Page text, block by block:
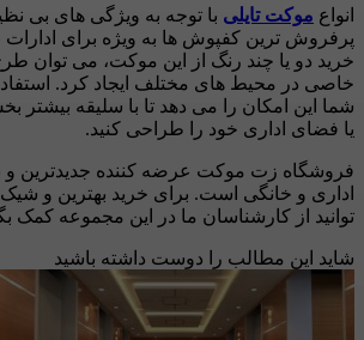
انواع موکت تایلی با توجه به ویژگی های بی
پرفروش ترین کفپوش ها به ویژه برای
خرید دو یا چند رنگ از این موکت، می توان
خاصی در محیط های مختلف ایجاد کرد.
شما این امکان را می دهد تا با سلیقه بیشتر
یا فضای اداری خود را طراحی کنید.
فروشگاه زت موکت عرضه کننده جدیدترین و
اداری و خانگی است. برای خرید بهترین و
توانید از کارشناسان ما در این مجموعه کمک
شاید این مطالب را دوست داشته باشید